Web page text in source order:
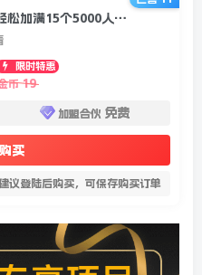
（982期）《爆粉系统2.0》，轻松加满15个5000人微信号，实现月入10万元+
限时特惠
币 19
加盟合伙 免费
买
议登陆后购买，可保存购买订单